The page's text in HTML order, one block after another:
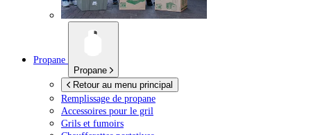
Propane
Propane
Retour au menu principal
Remplissage de propane
Accessoires pour le gril
Grils et fumoirs